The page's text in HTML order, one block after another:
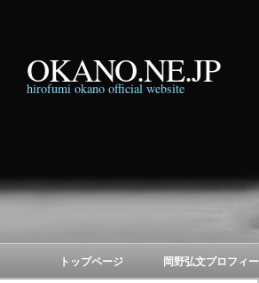
OKANO.NE.JP
hirofumi okano official website
トップページ 岡野弘文プロフィ